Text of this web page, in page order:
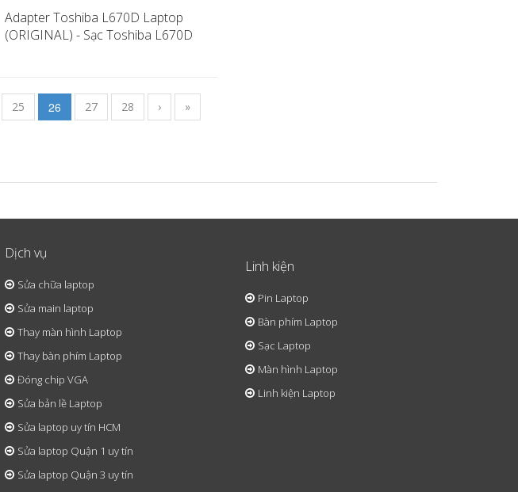
Adapter Toshiba L670D Laptop
(ORIGINAL) - Sạc Toshiba L670D
25 26 27 28 › »
Dịch vụ
Sửa chữa laptop
Sửa main laptop
Thay màn hình Laptop
Thay bàn phím Laptop
Đóng chip VGA
Sửa bản lề Laptop
Sửa laptop uy tín HCM
Sửa laptop Quận 1 uy tín
Sửa laptop Quận 3 uy tín
Linh kiện
Pin Laptop
Bàn phím Laptop
Sạc Laptop
Màn hình Laptop
Linh kiện Laptop